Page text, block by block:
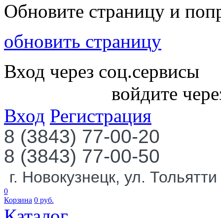
Обновите страницу и
обновить страницу
Вход через соц.сервисы
войдите
Вход Регистрация
8 (3843) 77-00-20
8 (3843) 77-00-50
г. Новокузнецк, ул.
0
Корзина 0 руб.